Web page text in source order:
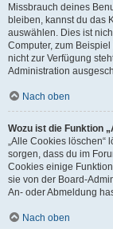
Missbrauch deines
bleiben, kannst du das
auswählen. Dies ist
Computer, zum
nicht zur Verfügung
Administration
Nach oben
Wozu ist die Funktion
„Alle Cookies löschen“
sorgen, dass du im
Cookies einige
sie von der Board-
An- oder Abmeldung
Nach oben